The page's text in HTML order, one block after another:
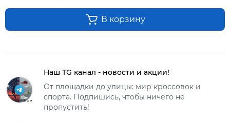
В корзину
Наш TG канал - новости и акции!
От площадки до улицы: мир кроссовок и
спорта. Подпишись, чтобы ничего не
пропустить!